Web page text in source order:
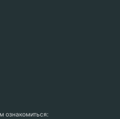
ознакомиться: